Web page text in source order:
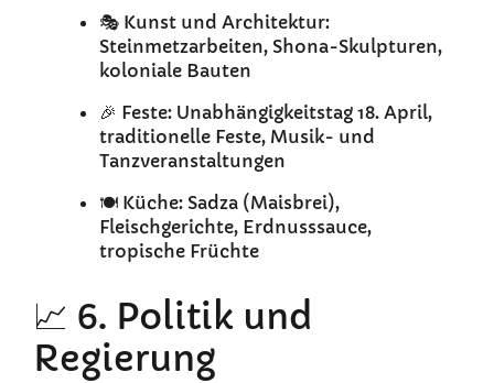
🎭 Kunst und Architektur:
Steinmetzarbeiten, Shona-Skulpturen,
koloniale Bauten
🎉 Feste: Unabhängigkeitstag 18. April,
traditionelle Feste, Musik- und
Tanzveranstaltungen
🍽️ Küche: Sadza (Maisbrei),
Fleischgerichte, Erdnusssauce,
tropische Früchte
📈 6. Politik und
Regierung